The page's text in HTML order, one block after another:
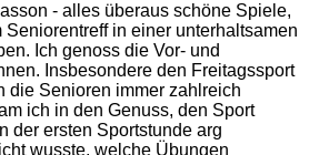
- alles überaus schöne Spiele,
in einer unterhaltsamen
Ich genoss die Vor- und
Insbesondere den Freitagssport
die Senioren immer zahlreich
ich in den Genuss, den Sport
der ersten Sportstunde arg
wusste, welche Übungen